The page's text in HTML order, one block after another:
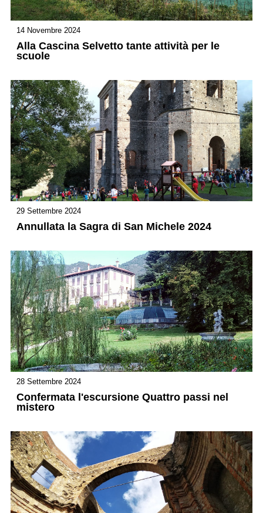
14 Novembre 2024
Alla Cascina Selvetto tante attività per le
scuole
29 Settembre 2024
Annullata la Sagra di San Michele 2024
28 Settembre 2024
Confermata l'escursione Quattro passi nel
mistero